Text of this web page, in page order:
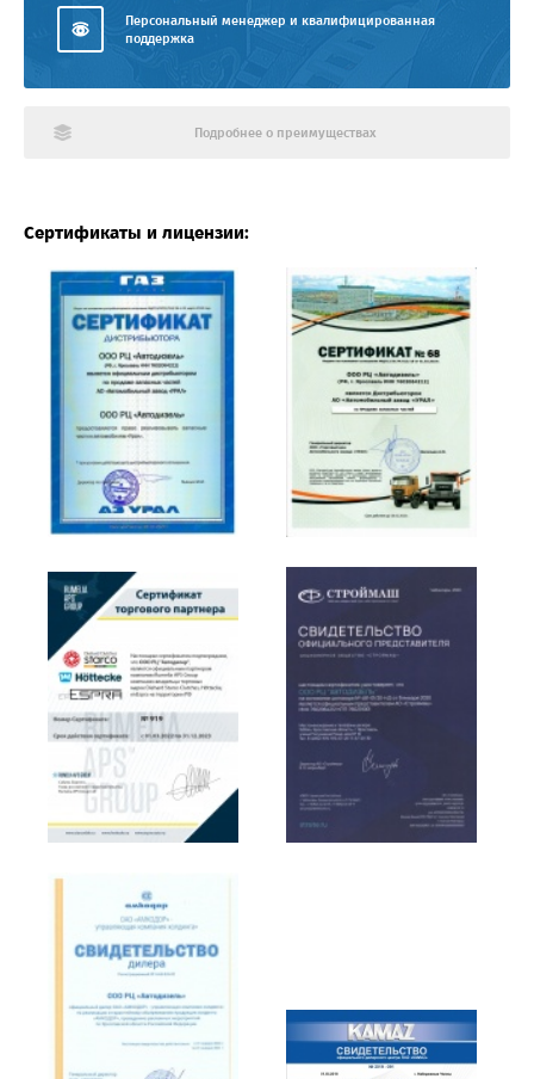
Персональный менеджер и квалифицированная
поддержка
Подробнее о преимуществах
Сертификаты и лицензии: